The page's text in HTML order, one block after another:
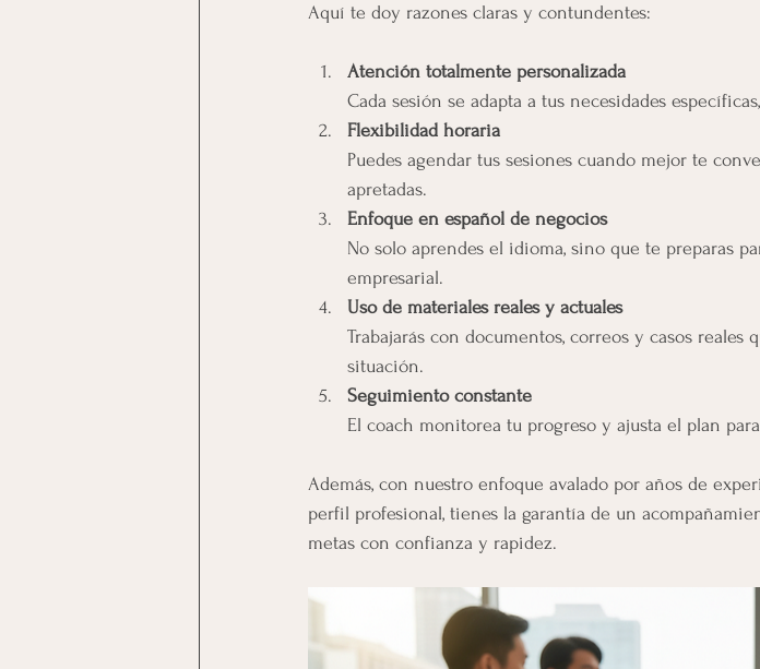
Aquí te doy razones claras y contundentes:
Atención totalmente personalizada
Cada sesión se adapta a tus necesidades
Flexibilidad horaria
Puedes agendar tus sesiones cuando mejor te
apretadas.
Enfoque en español de negocios
No solo aprendes el idioma, sino que te preparas
empresarial.
Uso de materiales reales y actuales
Trabajarás con documentos, correos y casos
situación.
Seguimiento constante
El coach monitorea tu progreso y ajusta el plan
Además, con nuestro enfoque avalado por años de
perfil profesional, tienes la garantía de un
metas con confianza y rapidez.